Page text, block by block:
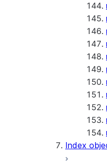
Index